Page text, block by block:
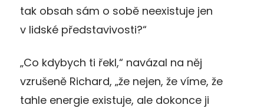
tak obsah sám o sobě neexistuje jen
v lidské představivosti?“
„Co kdybych ti řekl,“ navázal na něj
vzrušeně Richard, „že nejen, že víme, že
tahle energie existuje, ale dokonce ji